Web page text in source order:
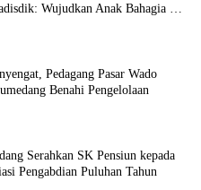
Wujudkan Anak Bahagia dan
Pedagang Pasar Wado
Benahi Pengelolaan
Serahkan SK Pensiun kepada
Pengabdian Puluhan Tahun